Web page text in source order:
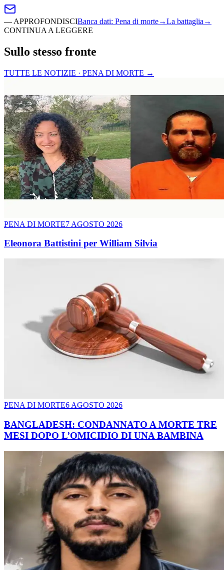
— APPROFONDISCIBanca dati: Pena di morte→La battaglia →
CONTINUA A LEGGERE
Sullo stesso fronte
TUTTE LE NOTIZIE · PENA DI MORTE →
PENA DI MORTE7 AGOSTO 2026
Eleonora Battistini per William Silvia
PENA DI MORTE6 AGOSTO 2026
BANGLADESH: CONDANNATO A MORTE TRE
MESI DOPO L’OMICIDIO DI UNA BAMBINA